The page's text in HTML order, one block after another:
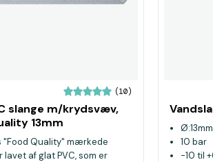
(10)
slange m/krydsvæv,
13mm
"Food Quality" mærkede
lavet af glat PVC, som er
Ø:13mm
10 bar
-10 til